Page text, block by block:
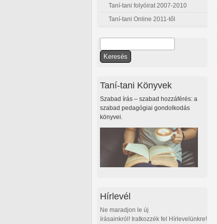
Taní-tani folyóirat 2007-2010
Taní-tani Online 2011-től
Keresés űrlap
Taní-tani Könyvek
Szabad írás – szabad hozzáférés: a
szabad pedagógiai gondolkodás
könyvei.
Hírlevél
Ne maradjon le új
írásainkról! Iratkozzék fel Hírlevelünkre!